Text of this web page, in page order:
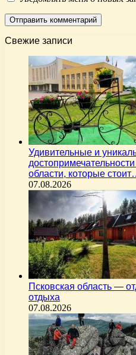
Свежие записи
Удивительные и
области, которые
07.08.2026
Псковская область —
отдыха
07.08.2026